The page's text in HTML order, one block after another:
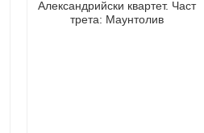
Александрийски квартет. Част
трета: Маунтолив